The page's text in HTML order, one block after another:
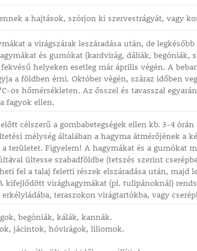
a hajtások, szórjon ki szervestrágyát, vagy
a virágszárak leszáradása után, de
és gumókat (kardvirág, dáliák,
helyeken esetleg már április végén. A
a földben érni. Október végén, száraz időben
os hőmérsékleten. Az ősszel és tavasszal
fagyok ellen.
célszerű a gombabetegségek ellen kb. 3-4
mélység általában a hagyma átmérőjének a
területet. Figyelem! A hagymákat és a gumókat
ültesse szabadföldbe (tetszés szerint
fel a talaj feletti részek elszáradása után, majd
kifejlődött virághagymákat (pl. tulipánoknál)
teraszokon virágtartókba, vagy
begóniák, kálák, kannák.
jácintok, hóvirágok, liliomok.